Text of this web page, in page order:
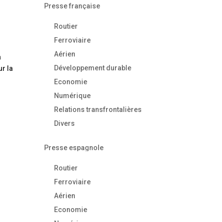
la
Presse française
Routier
Ferroviaire
Aérien
Développement durable
Economie
Numérique
Relations transfrontalières
Divers
Presse espagnole
Routier
Ferroviaire
Aérien
Economie